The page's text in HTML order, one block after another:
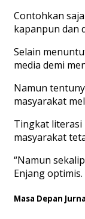
Contohkan
kapanpun dan
Selain
media demi
Namun
masyarakat
Tingkat literasi
masyarakat
“Namun
Enjang optimis.
Masa Depan